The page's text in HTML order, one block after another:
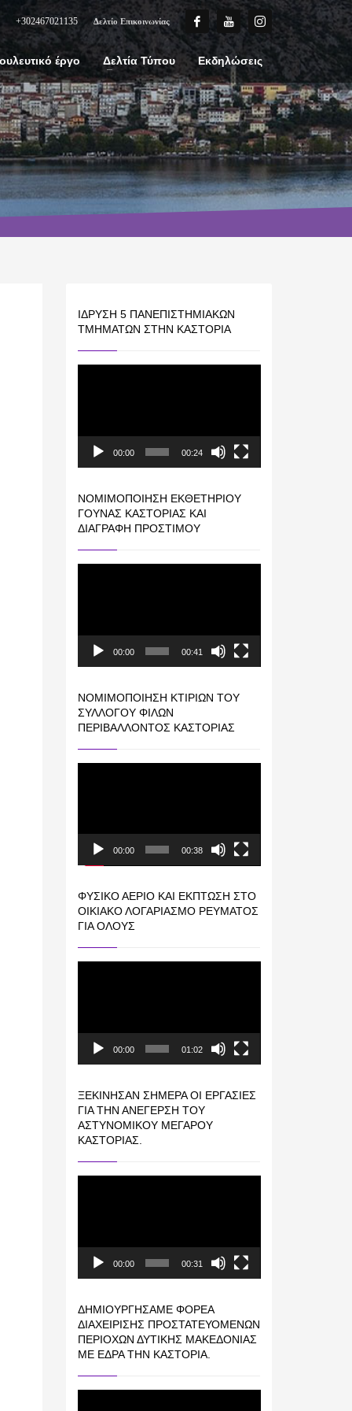
+302467021135 Δελτίο Επικοινωνίας
έργο Δελτία Τύπου Εκδηλώσεις
ΊΔΡΥΣΗ 5 ΠΑΝΕΠΙΣΤΗΜΙΑΚΏΝ
ΤΜΗΜΆΤΩΝ ΣΤΗΝ ΚΑΣΤΟΡΙΆ
00:00 00:24
ΝΟΜΙΜΟΠΟΊΗΣΗ ΕΚΘΕΤΗΡΊΟΥ
ΓΟΎΝΑΣ ΚΑΣΤΟΡΙΆΣ ΚΑΙ
ΔΙΑΓΡΑΦΉ ΠΡΟΣΤΊΜΟΥ
00:00 00:41
ΝΟΜΙΜΟΠΟΊΗΣΗ ΚΤΙΡΊΩΝ ΤΟΥ
ΣΥΛΛΌΓΟΥ ΦΊΛΩΝ
ΠΕΡΙΒΆΛΛΟΝΤΟΣ ΚΑΣΤΟΡΙΆΣ
00:00 00:38
ΦΥΣΙΚΌ ΑΈΡΙΟ ΚΑΙ ΕΚΠΤΩΣΗ ΣΤΟ
ΟΙΚΙΑΚΌ ΛΟΓΑΡΙΑΣΜΌ ΡΕΎΜΑΤΟΣ
ΓΙΑ ΟΛΟΥΣ
00:00 01:02
ΞΕΚΊΝΗΣΑΝ ΣΉΜΕΡΑ ΟΙ ΕΡΓΑΣΊΕΣ
ΓΙΑ ΤΗΝ ΑΝΈΓΕΡΣΗ ΤΟΥ
ΑΣΤΥΝΟΜΙΚΟΎ ΜΕΓΆΡΟΥ
ΚΑΣΤΟΡΙΆΣ.
00:00 00:31
ΔΗΜΙΟΥΡΓΉΣΑΜΕ ΦΟΡΈΑ
ΔΙΑΧΕΊΡΙΣΗΣ ΠΡΟΣΤΑΤΕΥΌΜΕΝΩΝ
ΠΕΡΙΟΧΏΝ ΔΥΤΙΚΉΣ ΜΑΚΕΔΟΝΊΑΣ
ΜΕ ΈΔΡΑ ΤΗΝ ΚΑΣΤΟΡΙΆ.